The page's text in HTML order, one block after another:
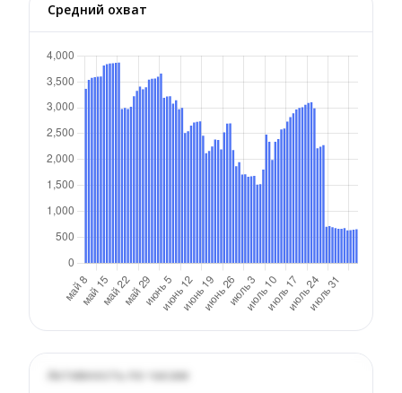
Средний охват
Активность по часам